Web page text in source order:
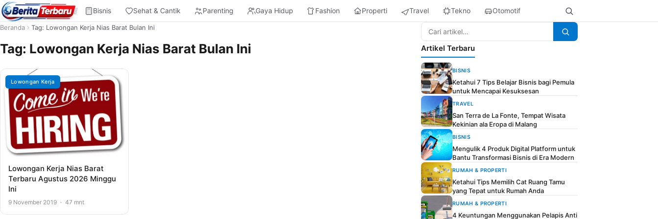
Bisnis Sehat & Cantik Parenting Gaya Hidup Fashion Properti Travel Tekno Otomotif
Beranda Tag: Lowongan Kerja Nias Barat Bulan Ini
Tag: Lowongan Kerja Nias Barat Bulan Ini
Lowongan Kerja
Lowongan Kerja Nias Barat
Terbaru Agustus 2026 Minggu
Ini
9 November 2019 · 47 mnt
Artikel Terbaru
BISNIS
Ketahui 7 Tips Belajar Bisnis bagi Pemula
untuk Mencapai Kesuksesan
TRAVEL
San Terra de La Fonte, Tempat Wisata
Kekinian ala Eropa di Malang
BISNIS
Mengulik 4 Produk Digital Platform untuk
Bantu Transformasi Bisnis di Era Modern
RUMAH & PROPERTI
Ketahui Tips Memilih Cat Ruang Tamu
yang Tepat untuk Rumah Anda
RUMAH & PROPERTI
4 Keuntungan Menggunakan Pelapis Anti